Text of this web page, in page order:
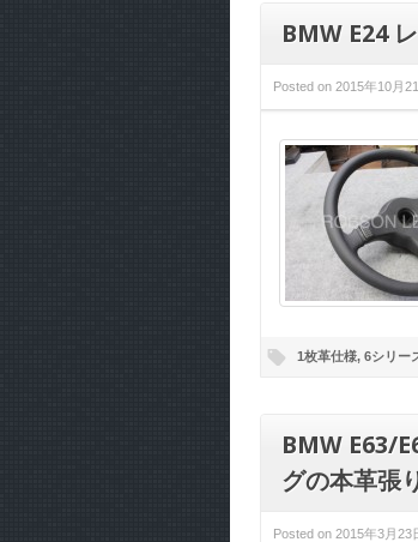
BMW E24
Posted on 2015年10月
1枚革仕様, 6シリー
BMW E63/
グの本革張
Posted on 2015年3月23